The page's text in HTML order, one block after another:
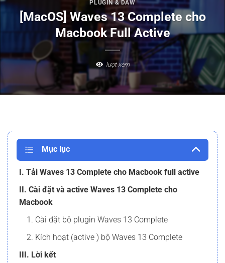
PLUGIN & DAW
[MacOS] Waves 13 Complete cho
Macbook Full Active
lượt xem
Mục lục
I. Tải Waves 13 Complete cho Macbook full active
II. Cài đặt và active Waves 13 Complete cho
Macbook
1. Cài đặt bộ plugin Waves 13 Complete
2. Kích hoạt (active ) bộ Waves 13 Complete
III. Lời kết